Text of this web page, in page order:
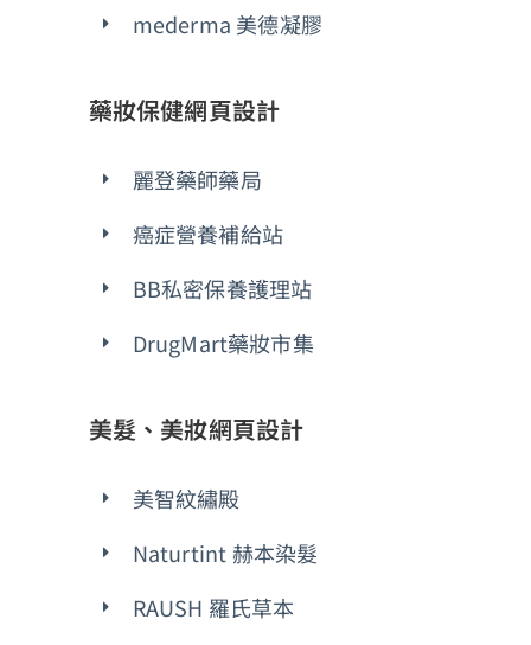
mederma 美德凝膠
藥妝保健網頁設計
麗登藥師藥局
癌症營養補給站
BB私密保養護理站
DrugMart藥妝市集
美髮、美妝網頁設計
美智紋繡殿
Naturtint 赫本染髮
RAUSH 羅氏草本